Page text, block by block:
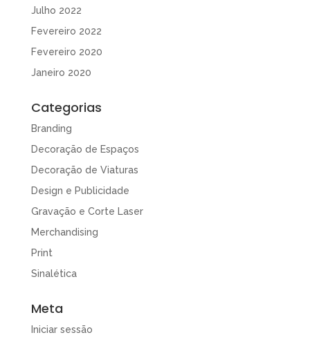
Julho 2022
Fevereiro 2022
Fevereiro 2020
Janeiro 2020
Categorias
Branding
Decoração de Espaços
Decoração de Viaturas
Design e Publicidade
Gravação e Corte Laser
Merchandising
Print
Sinalética
Meta
Iniciar sessão